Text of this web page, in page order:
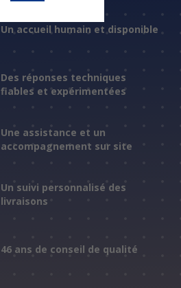
Un accueil humain et disponible
Des réponses techniques
fiables et expérimentées
Une assistance et un
accompagnement sur site
Un suivi personnalisé des
livraisons
46 ans de conseil de qualité